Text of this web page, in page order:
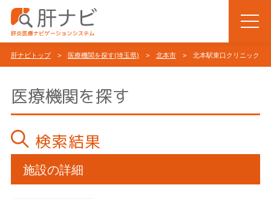
肝ナビトップ> 医療機関を探す(埼玉県) > 北本市 > 北本駅東口クリニック
医療機関を探す
検索結果
施設の詳細